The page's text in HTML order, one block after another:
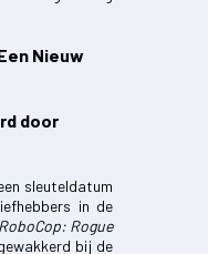
Nieuw
door
sleuteldatum
in de
RoboCop: Rogue
bij de